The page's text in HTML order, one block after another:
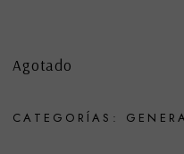
Agotado
CATEGORÍAS: